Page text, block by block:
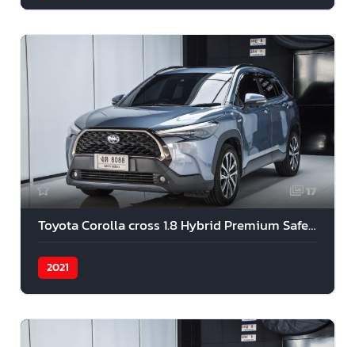
17
Toyota Corolla cross 1.8 Hybrid Premium Safety 2021
2021